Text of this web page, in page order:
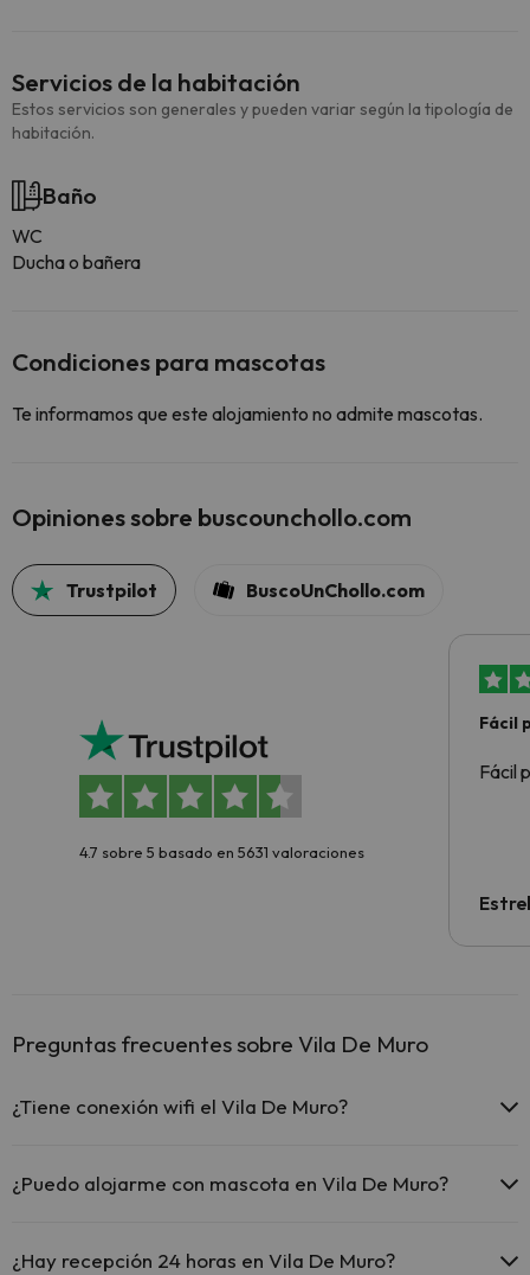
Servicios de la habitación
Estos servicios son generales y pueden variar según la tipología de
habitación.
Baño
WC
Ducha o bañera
Condiciones para mascotas
Te informamos que este alojamiento no admite mascotas.
Opiniones sobre buscounchollo.com
Trustpilot BuscoUnChollo.com
4.7 sobre 5 basado en 5631 valoraciones
Fácil
Fácil
Preguntas frecuentes sobre Vila De Muro
¿Tiene conexión wifi el Vila De Muro?
¿Puedo alojarme con mascota en Vila De Muro?
¿Hay recepción 24 horas en Vila De Muro?